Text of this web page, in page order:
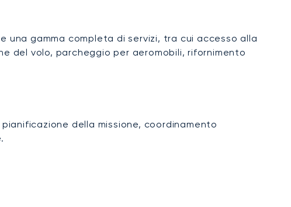
una gamma completa di servizi, tra cui accesso alla
del volo, parcheggio per aeromobili, rifornimento
della missione, coordinamento